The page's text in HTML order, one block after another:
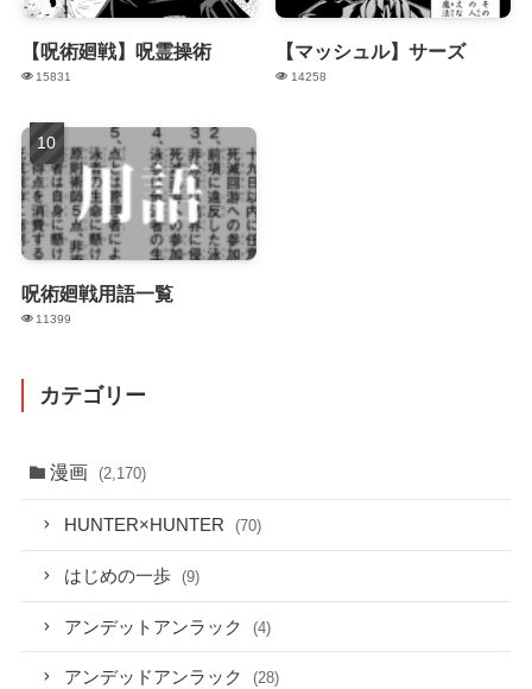
【呪術廻戦】呪霊操術
15831
【マッシュル】サーズ
14258
呪術廻戦用語一覧
11399
カテゴリー
漫画 (2,170)
HUNTER×HUNTER (70)
はじめの一歩 (9)
アンデットアンラック (4)
アンデッドアンラック (28)